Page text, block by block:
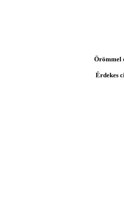
Örömmel
Érdekes